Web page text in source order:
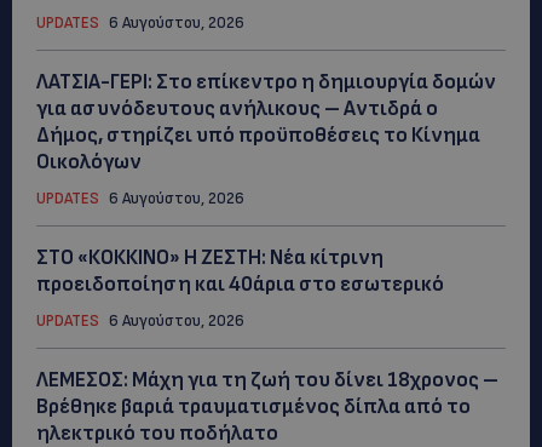
UPDATES 6 Αυγούστου, 2026
ΛΑΤΣΙΑ-ΓΕΡΙ: Στο επίκεντρο η δημιουργία δομών
για ασυνόδευτους ανήλικους – Αντιδρά ο
Δήμος, στηρίζει υπό προϋποθέσεις το Κίνημα
Οικολόγων
UPDATES 6 Αυγούστου, 2026
ΣΤΟ «ΚΟΚΚΙΝΟ» Η ΖΕΣΤΗ: Νέα κίτρινη
προειδοποίηση και 40άρια στο εσωτερικό
UPDATES 6 Αυγούστου, 2026
ΛΕΜΕΣΟΣ: Μάχη για τη ζωή του δίνει 18χρονος –
Βρέθηκε βαριά τραυματισμένος δίπλα από το
ηλεκτρικό του ποδήλατο